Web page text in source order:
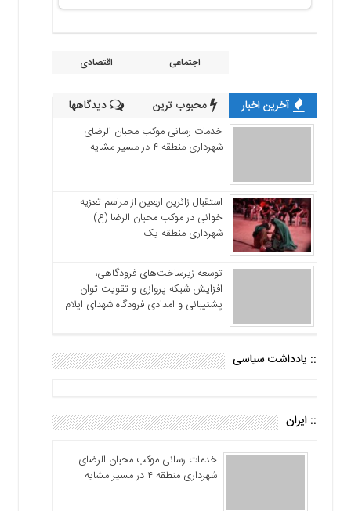
اجتماعی اقتصادی
آخرین اخبار محبوب ترین دیدگاهها
خدمات رسانی موکب محبان الرضای
شهرداری منطقه ۴ در مسیر مشایه
استقبال زائرین اربعین از مراسم تعزیه
خوانی در موکب محبان الرضا (ع)
شهرداری منطقه یک
توسعه زیرساخت‌های فرودگاهی،
افزایش شبکه پروازی و تقویت توان
پشتیبانی و امدادی فرودگاه شهدای ایلام
:: یادداشت سیاسی
:: ایران
خدمات رسانی موکب محبان الرضای
شهرداری منطقه ۴ در مسیر مشایه